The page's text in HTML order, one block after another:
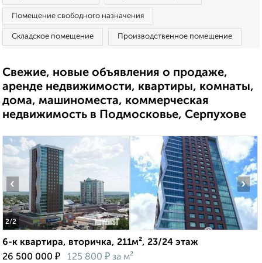
Помещение свободного назначения
Складское помещение Производственное помещение
Свежие, новые объявления о продаже,
аренде недвижимости, квартиры, комнаты,
дома, машиноместа, коммерческая
недвижимость в Подмосковье, Серпухове
2/2
‹ ›
6-к квартира, вторичка, 211м², 23/24 этаж
26 500 000 ₽ 125 800 ₽ за м²